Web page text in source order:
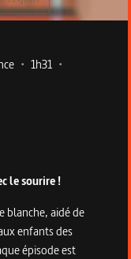
• 1h31 •
le sourire !
blanche, aidé de
enfants des
épisode est